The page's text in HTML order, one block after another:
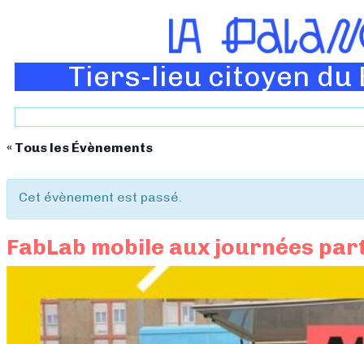
Tiers-lieu citoyen du
« Tous les Évènements
Cet évènement est passé.
FabLab mobile aux journées